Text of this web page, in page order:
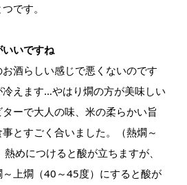
です。
いですね
酒らしい感じで悪くないのです
えます…やはり燗の方が美味しい
ーで大人の味、米の柔らかい旨
とすごく合いました。（熱燗～
めにつけると酸が立ちますが、
上燗（40～45度）にすると酸が